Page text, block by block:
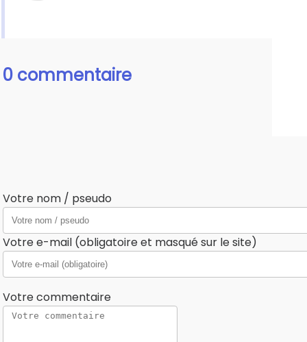
0 commentaire
Votre nom / pseudo
Votre e-mail (obligatoire et masqué sur le site)
Votre commentaire